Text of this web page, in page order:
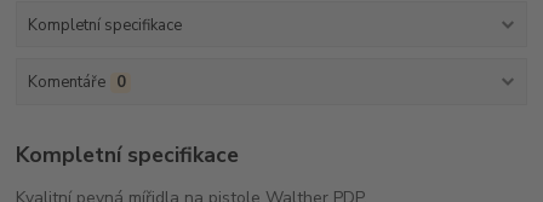
Kompletní specifikace
Komentáře 0
Kompletní specifikace